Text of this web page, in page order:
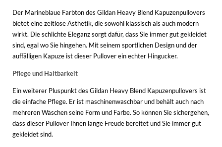
Der Marineblaue Farbton des Gildan Heavy Blend Kapuzenpullovers
bietet eine zeitlose Ästhetik, die sowohl klassisch als auch modern
wirkt. Die schlichte Eleganz sorgt dafür, dass Sie immer gut gekleidet
sind, egal wo Sie hingehen. Mit seinem sportlichen Design und der
auffälligen Kapuze ist dieser Pullover ein echter Hingucker.
Pflege und Haltbarkeit
Ein weiterer Pluspunkt des Gildan Heavy Blend Kapuzenpullovers ist
die einfache Pflege. Er ist maschinenwaschbar und behält auch nach
mehreren Wäschen seine Form und Farbe. So können Sie sichergehen,
dass dieser Pullover Ihnen lange Freude bereitet und Sie immer gut
gekleidet sind.